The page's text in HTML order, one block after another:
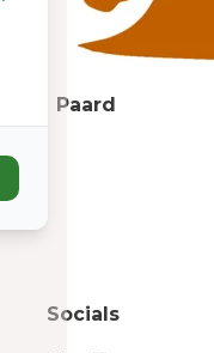
Paard
Socials